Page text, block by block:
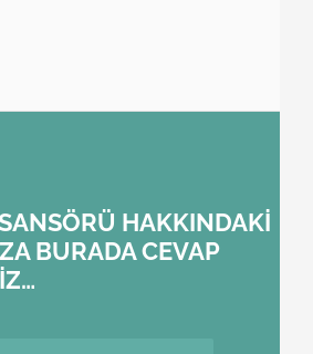
HAKKINDAKİ
BURADA CEVAP